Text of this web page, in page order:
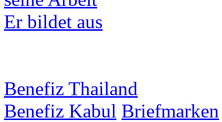
Er bildet aus
Benefiz Thailand
Benefiz Kabul Briefmarken